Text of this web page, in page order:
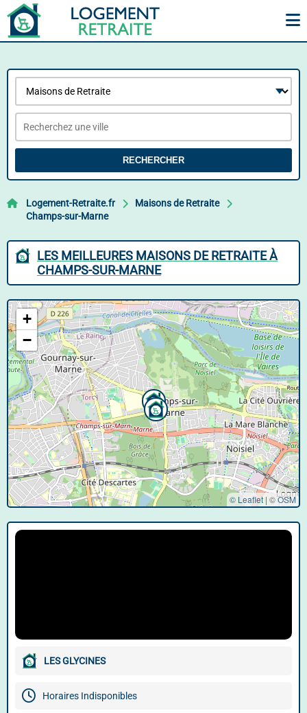
RECHERCHER
Logement-Retraite.fr
Maisons de Retraite
Champs-sur-Marne
LES MEILLEURES MAISONS DE RETRAITE À
CHAMPS-SUR-MARNE
+
−
© Leaflet| ©OSM
LES GLYCINES
Horaires Indisponibles